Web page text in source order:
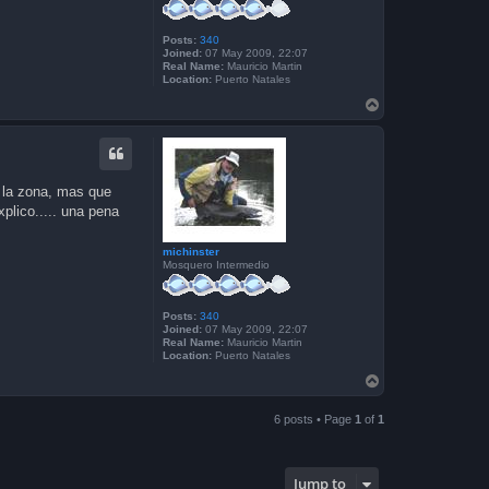
Posts: 340
Joined: 07 May 2009, 22:07
Real Name: Mauricio Martin
Location: Puerto Natales
o
p
michinster
Mosquero Intermedio
Posts: 340
Joined: 07 May 2009, 22:07
Real Name: Mauricio Martin
Location: Puerto Natales
zona, mas que
una pena
o
6 posts • Page 1 of 1
Jump to